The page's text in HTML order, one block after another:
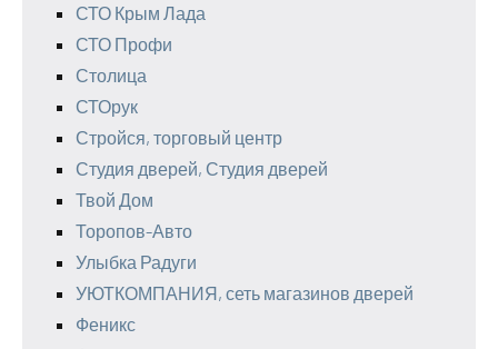
СТО Крым Лада
СТО Профи
Столица
СТОрук
Стройся, торговый центр
Студия дверей, Студия дверей
Твой Дом
Торопов-Авто
Улыбка Радуги
УЮТКОМПАНИЯ, сеть магазинов дверей
Феникс